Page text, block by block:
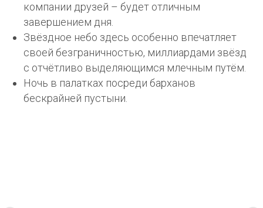
компании друзей – будет отличным
завершением дня.
Звёздное небо здесь особенно впечатляет
своей безграничностью, миллиардами звёзд
с отчётливо выделяющимся млечным путём.
Ночь в палатках посреди барханов
бескрайней пустыни.